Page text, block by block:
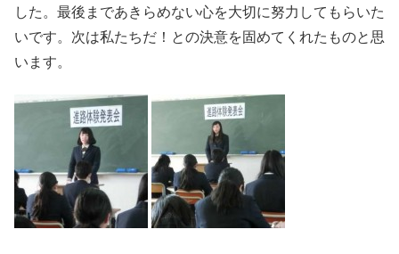
した。最後まであきらめない心を大切に努力してもらいた
いです。次は私たちだ！との決意を固めてくれたものと思
います。